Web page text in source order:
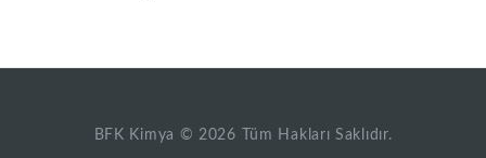
BFK Kimya © 2026 Tüm Hakları Saklıdır.